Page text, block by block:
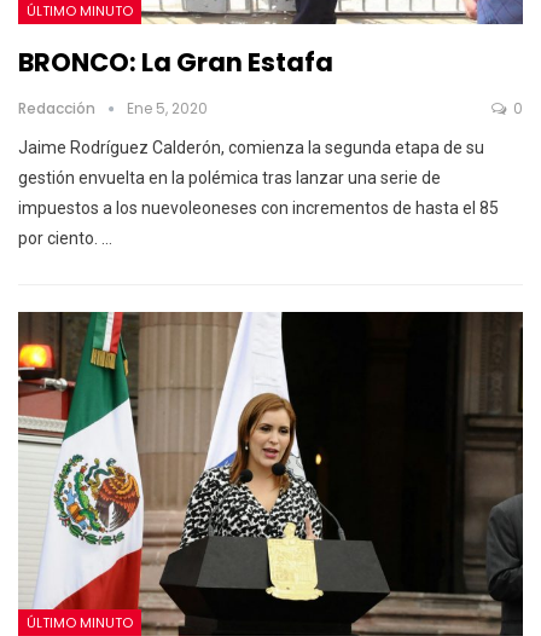
ÚLTIMO MINUTO
BRONCO: La Gran Estafa
Redacción Ene 5, 2020 0
Jaime Rodríguez Calderón, comienza la segunda etapa de su
gestión envuelta en la polémica tras lanzar una serie de
impuestos a los nuevoleoneses con incrementos de hasta el 85
por ciento.
ÚLTIMO MINUTO